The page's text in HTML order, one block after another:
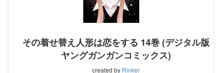
その着せ替え人形は恋をする 14巻 (デジタル版
ヤングガンガンコミックス)
created by Rinker